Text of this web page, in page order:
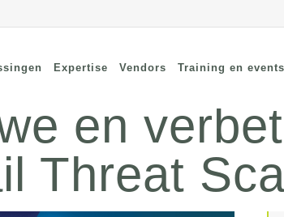
Security
Connectivity
Wi-Fi / Bluetooth
Expertise Vendors Training en events
en
Threat